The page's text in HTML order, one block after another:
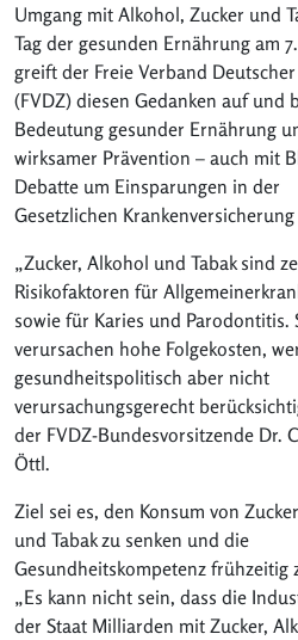
Umgang mit Alkohol, Zucker und
Tag der gesunden Ernährung am
greift der Freie Verband
(FVDZ) diesen Gedanken auf und
Bedeutung gesunder Ernährung
wirksamer Prävention – auch mit
Debatte um Einsparungen in der
Gesetzlichen Krankenversicherung
„Zucker, Alkohol und Tabak sind
Risikofaktoren für
sowie für Karies und Parodontitis.
verursachen hohe Folgekosten,
gesundheitspolitisch aber nicht
verursachungsgerecht
der FVDZ-Bundesvorsitzende Dr.
Öttl.
Ziel sei es, den Konsum von
und Tabak zu senken und die
Gesundheitskompetenz frühzeitig
„Es kann nicht sein, dass die
der Staat Milliarden mit Zucker,